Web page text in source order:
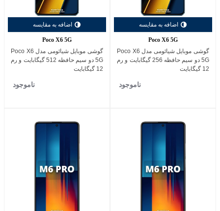
اضافه به مقایسه
Poco X6 5G
گوشی موبایل شیائومی مدل Poco X6
5G دو سیم حافظه 256 گیگابایت و رم
12 گیگابایت
ناموجود
اضافه به مقایسه
Poco X6 5G
گوشی موبایل شیائومی مدل Poco X6
5G دو سیم حافظه 512 گیگابایت و رم
12 گیگابایت
ناموجود